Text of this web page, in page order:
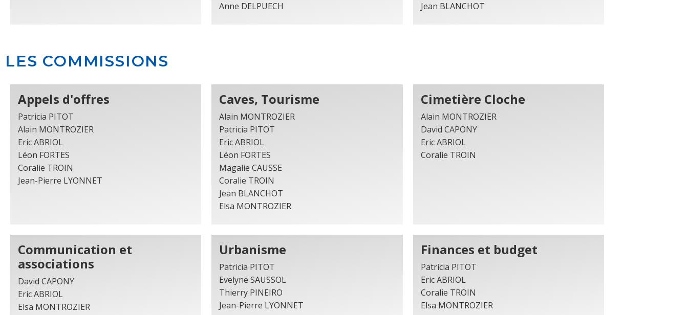
Anne DELPUECH
Jean BLANCHOT
LES COMMISSIONS
Appels d'offres
Patricia PITOT
Alain MONTROZIER
Eric ABRIOL
Léon FORTES
Coralie TROIN
Jean-Pierre LYONNET
Caves, Tourisme
Alain MONTROZIER
Patricia PITOT
Eric ABRIOL
Léon FORTES
Magalie CAUSSE
Coralie TROIN
Jean BLANCHOT
Elsa MONTROZIER
Cimetière Cloche
Alain MONTROZIER
David CAPONY
Eric ABRIOL
Coralie TROIN
Communication et
associations
David CAPONY
Eric ABRIOL
Elsa MONTROZIER
Urbanisme
Patricia PITOT
Evelyne SAUSSOL
Thierry PINEIRO
Jean-Pierre LYONNET
Finances et budget
Patricia PITOT
Eric ABRIOL
Coralie TROIN
Elsa MONTROZIER